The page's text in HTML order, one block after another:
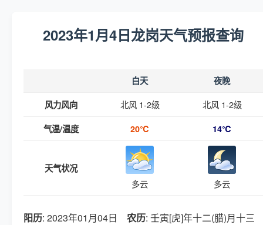
2023年1月4日龙岗天气预报查询
白天 夜晚
风力风向 北风 1-2级 北风 1-2级
气温/温度 20℃ 14℃
天气状况
多云 多云
阳历: 2023年01月04日 农历: 壬寅[虎]年十二(腊)月十三